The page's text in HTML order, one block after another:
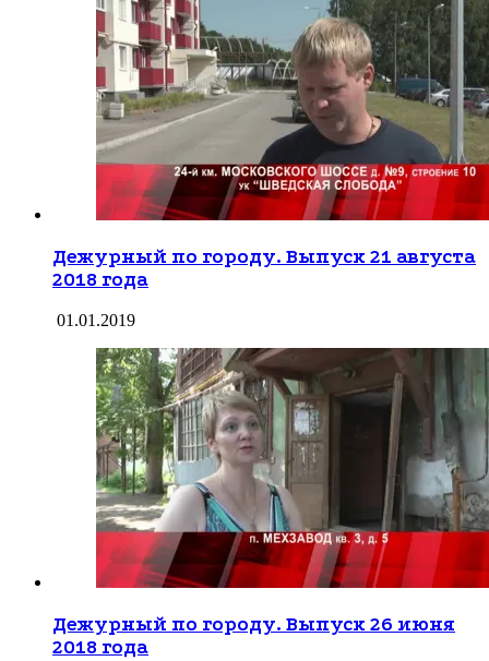
Дежурный по городу. Выпуск 21 августа
2018 года
01.01.2019
Дежурный по городу. Выпуск 26 июня
2018 года